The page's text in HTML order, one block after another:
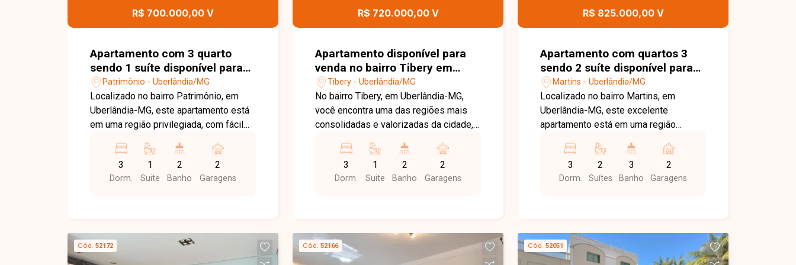
R$ 700.000,00 V
Apartamento com 3 quarto
sendo 1 suíte disponível para
venda no bairro Patrimônio em
Uberlândia-MG
Patrimônio - Uberlândia/MG
Localizado no bairro Patrimônio, em
Uberlândia-MG, este apartamento está
em uma região privilegiada, com fácil
da cidade. O bairro conta com excelente
infraestrutura, próximo a
supermercados, escolas, restaurantes,
e oferece uma vista privilegiada,
contando com sala ampla em 2
3
Dorm.
1
Suite
2
Banho
2
Garagens
R$ 720.000,00 V
Apartamento disponível para
venda no bairro Tibery em
Uberlândia-MG
Tibery - Uberlândia/MG
No bairro Tibery, em Uberlândia-MG,
você encontra uma das regiões mais
consolidadas e valorizadas da cidade,
acesso às principais avenidas, além de
ampla oferta de comércios,
supermercados, escolas, serviços e
projeto moderno e ambientes
integrados, sala ampla em dois
3
Dorm.
1
Suite
2
Banho
2
Garagens
R$ 825.000,00 V
Apartamento com quartos 3
sendo 2 suíte disponível para
venda no bairro Martins em
Uberlândia-MG
Martins - Uberlândia/MG
Localizado no bairro Martins, em
Uberlândia-MG, este excelente
apartamento está em uma região
acesso a supermercados, escolas,
hospitais, farmácias, restaurantes e
diversos serviços essenciais. A
dia. Com 115,06 m² de área privativa, o
imóvel possui ambientes amplos e
3
Dorm.
2
Suítes
3
Banho
2
Garagens
Cód. 52172 Cód. 52166 Cód. 52051